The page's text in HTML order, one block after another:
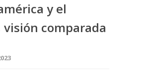
y el
visión comparada